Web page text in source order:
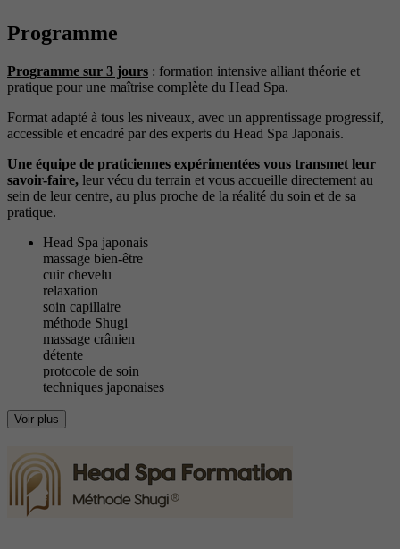
Programme
Programme sur 3 jours : formation intensive alliant théorie et
pratique pour une maîtrise complète du Head Spa.
Format adapté à tous les niveaux, avec un apprentissage progressif,
accessible et encadré par des experts du Head Spa Japonais.
Une équipe de praticiennes expérimentées vous transmet leur
savoir-faire, leur vécu du terrain et vous accueille directement au
sein de leur centre, au plus proche de la réalité du soin et de sa
pratique.
Head Spa japonais
massage bien-être
cuir chevelu
relaxation
soin capillaire
méthode Shugi
massage crânien
détente
protocole de soin
techniques japonaises
Voir plus